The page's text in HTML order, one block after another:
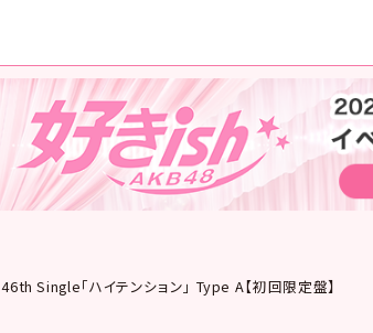
46th Single「ハイテンション」 Type A【初回限定盤】